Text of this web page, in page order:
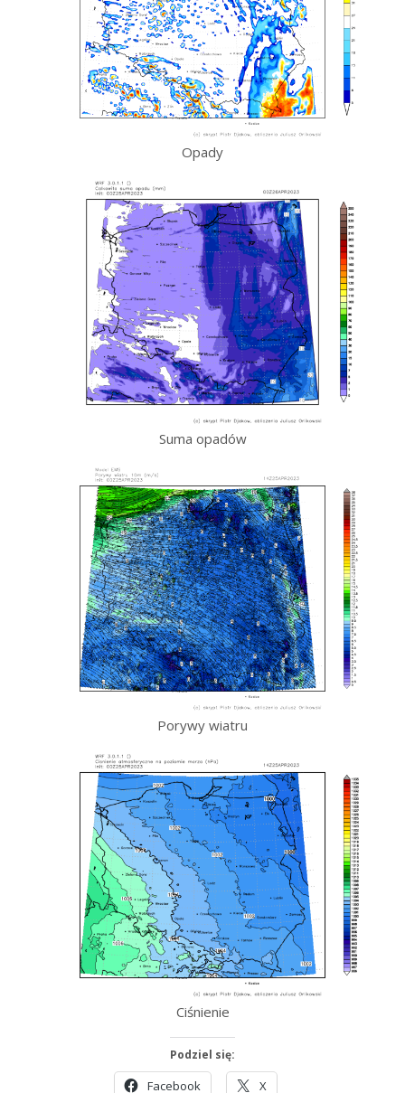
Opady
Suma opadów
Porywy wiatru
Ciśnienie
Podziel się:
Facebook X